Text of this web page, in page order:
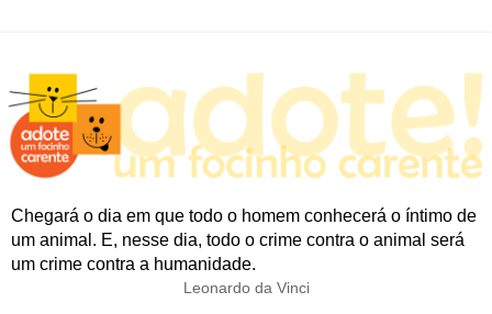
Chegará o dia em que todo o homem conhecerá o íntimo de
um animal. E, nesse dia, todo o crime contra o animal será
um crime contra a humanidade.
Leonardo da Vinci